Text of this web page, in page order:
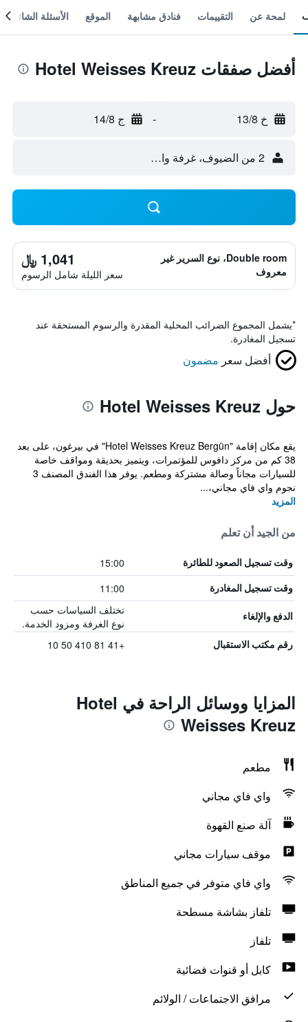
لمحة عن التقييمات فنادق مشابهة الموقع الأسئلة الشائعة
أفضل صفقات Hotel Weisses Kreuz
خ 13/8 - ج 14/8
2 من الضيوف، غرفة واحدة
Double room، نوع السرير غير
معروف
1,041 ﷼
سعر الليلة شامل الرسوم
*يشمل المجموع الضرائب المحلية المقدرة والرسوم المستحقة عند
تسجيل المغادرة.
أفضل سعر مضمون
حول Hotel Weisses Kreuz
يقع مكان إقامة "Hotel Weisses Kreuz Bergün" في بيرغون، على بعد
38 كم من مركز دافوس للمؤتمرات، ويتميز بحديقة ومواقف خاصة
للسيارات مجاناً وصالة مشتركة ومطعم. يوفر هذا الفندق المصنف 3
نجوم واي فاي مجاني،...
المزيد
من الجيد أن تعلم
وقت تسجيل الصعود للطائرة 15:00
وقت تسجيل المغادرة 11:00
الدفع والإلغاء
تختلف السياسات حسب
نوع الغرفة ومزود الخدمة.
رقم مكتب الاستقبال +41 81 410 50 10
المزايا ووسائل الراحة في Hotel
Weisses Kreuz
مطعم
واي فاي مجاني
آلة صنع القهوة
موقف سيارات مجاني
واي فاي متوفر في جميع المناطق
تلفاز بشاشة مسطحة
تلفاز
كابل أو قنوات فضائية
مرافق الاجتماعات / الولائم